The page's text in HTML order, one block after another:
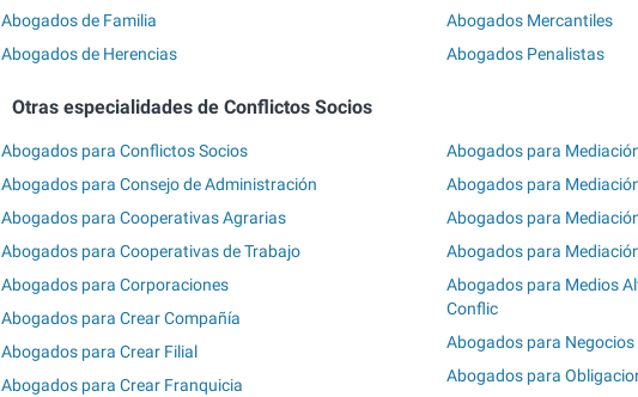
Abogados de Familia
Abogados de Herencias
Abogados Mercantiles
Abogados Penalistas
Otras especialidades de Conflictos Socios
Abogados para Conflictos Socios
Abogados para Consejo de Administración
Abogados para Cooperativas Agrarias
Abogados para Cooperativas de Trabajo
Abogados para Corporaciones
Abogados para Crear Compañía
Abogados para Crear Filial
Abogados para Crear Franquicia
Abogados para
Abogados para
Abogados para
Abogados para
Abogados para Medios
Conflic
Abogados para Negocios
Abogados para